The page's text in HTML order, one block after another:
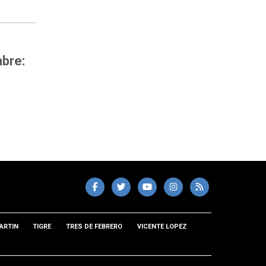
TIGRE TRES DE FEBRERO
VICENTE LOPEZ